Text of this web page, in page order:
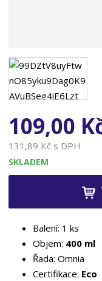
109,00
131,89 Kč s DPH
SKLADEM
Balení: 1 ks
Objem: 400 ml
Řada: Omnia
Certifikace: Eco